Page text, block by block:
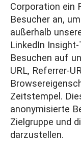
Corporation ein
Besucher an,
außerhalb
LinkedIn
Besuchen auf
URL, Referrer-
Zeitstempel.
anonymisierte
Zielgruppe und
darzustellen.